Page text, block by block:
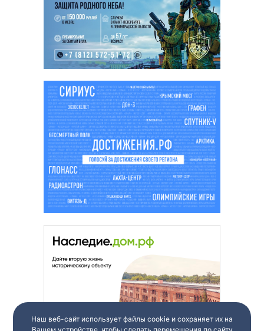
Наш веб-сайт использует файлы cookie и сохраняет их на